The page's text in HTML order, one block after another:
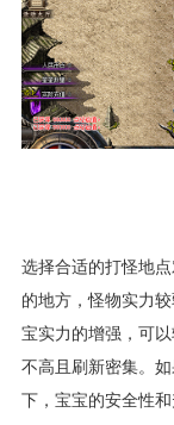
选择合适的打怪地
的地方，怪物实力
宝实力的增强，可
不高且刷新密集。
下，宝宝的安全性和